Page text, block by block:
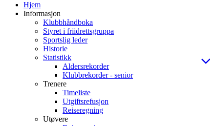
Hjem
Informasjon
Klubbhåndboka
Styret i friidrettsgruppa
Sportslig leder
Historie
Statistikk
Aldersrekorder
Klubbrekorder - senior
Trenere
Timeliste
Utgiftsrefusjon
Reiseregning
Utøvere